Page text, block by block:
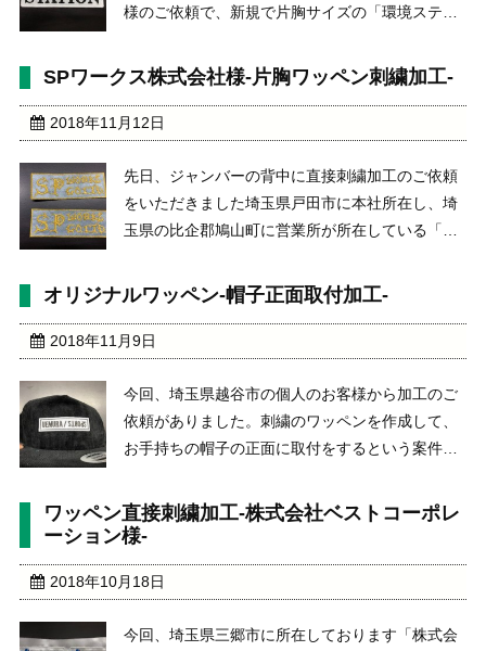
様のご依頼で、新規で片胸サイズの「環境ステー
は、普段、ウェアーに直接刺繍加工、もしくはワ
ッペンのみでの作 ...
SPワークス株式会社様-片胸ワッペン刺繍加工-
2018年11月12日
先日、ジャンバーの背中に直接刺繍加工のご依頼
をいただきました埼玉県戸田市に本社所在し、埼
玉県の比企郡鳩山町に営業所が所在している「SP
のワッペンのご注文をいただきました。前回の加
オリジナルワッペン-帽子正面取付加工-
2018年11月9日
今回、埼玉県越谷市の個人のお客様から加工のご
依頼がありました。刺繍のワッペンを作成して、
お手持ちの帽子の正面に取付をするという案件に
ータから作成を行います。そして、裏地に熱板圧
着取付用のフィルムを装着して、取付ます。そこ
ワッペン直接刺繍加工-株式会社ベストコーポレ
ーション様-
2018年10月18日
今回、埼玉県三郷市に所在しております「株式会